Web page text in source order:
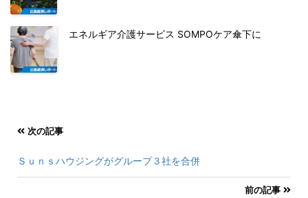
エネルギア介護サービス SOMPOケア傘下に
次の記事
Ｓｕｎｓハウジングがグループ３社を合併
前の記事